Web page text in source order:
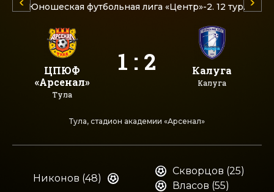
Юношеская футбольная лига «Центр»-2. 12 тур.
ЦПЮФ
«Арсенал»
Тула
1 : 2 Калуга
Калуга
Тула, стадион академии «Арсенал»
Никонов (48)
Скворцов (25)
Власов (55)